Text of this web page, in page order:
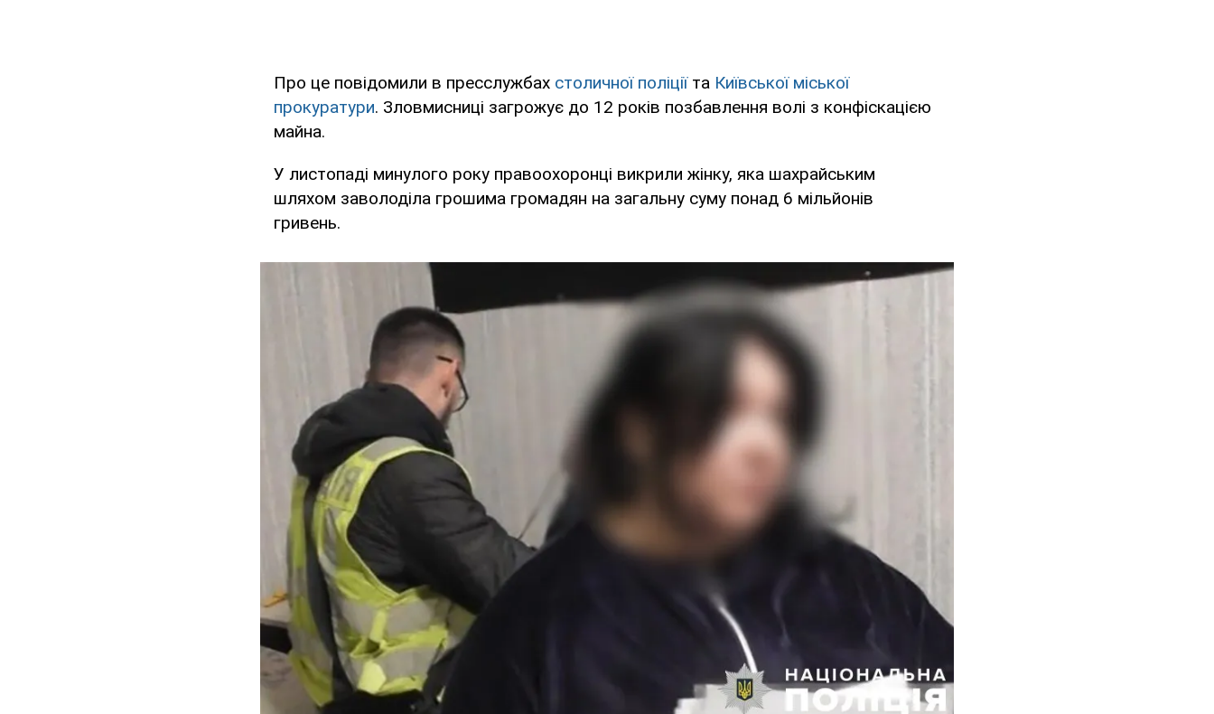
Про це повідомили в пресслужбах столичної поліціїта Київської міської
прокуратури. Зловмисниці загрожує до 12 років позбавлення волі з конфіскацією
майна.
У листопаді минулого року правоохоронці викрили жінку, яка шахрайським
шляхом заволоділа грошима громадян на загальну суму понад 6 мільйонів
гривень.